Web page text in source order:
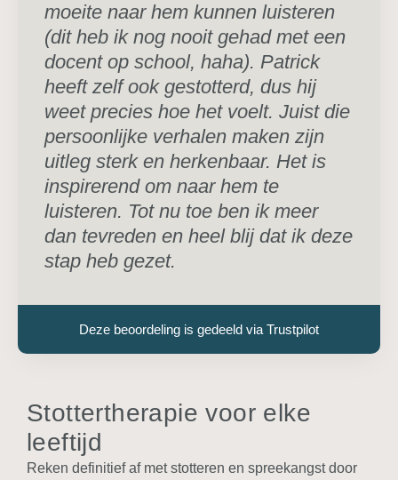
moeite naar hem kunnen luisteren
(dit heb ik nog nooit gehad met een
docent op school, haha). Patrick
heeft zelf ook gestotterd, dus hij
weet precies hoe het voelt. Juist die
persoonlijke verhalen maken zijn
uitleg sterk en herkenbaar. Het is
inspirerend om naar hem te
luisteren. Tot nu toe ben ik meer
dan tevreden en heel blij dat ik deze
stap heb gezet.
Deze beoordeling is gedeeld via Trustpilot
Stottertherapie voor elke
leeftijd
Reken definitief af met stotteren en spreekangst door